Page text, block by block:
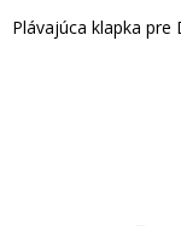
Plávajúca klapka pre